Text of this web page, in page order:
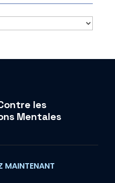
les
Mentales
MAINTENANT